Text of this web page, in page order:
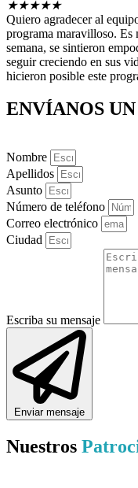
★★★★★
Quiero agradecer al
programa maravilloso. Es
semana, se sintieron
seguir creciendo en sus
hicieron posible este
ENVÍANOS UN
Nombre
Apellidos
Asunto
Número de teléfono
Correo electrónico
Ciudad
Escriba su mensaje
Enviar mensaje
Nuestros